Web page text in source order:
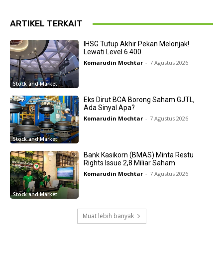
ARTIKEL TERKAIT
Stock and Market
IHSG Tutup Akhir Pekan Melonjak!
Lewati Level 6.400
Komarudin Mochtar - 7 Agustus 2026
Stock and Market
Eks Dirut BCA Borong Saham GJTL,
Ada Sinyal Apa?
Komarudin Mochtar - 7 Agustus 2026
Stock and Market
Bank Kasikorn (BMAS) Minta Restu
Rights Issue 2,8 Miliar Saham
Komarudin Mochtar - 7 Agustus 2026
Muat lebih banyak